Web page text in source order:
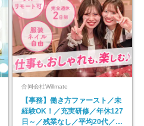
合同会社Willmate
【事務】働き方ファースト／未
経験OK！／充実研修／年休127
日～／残業なし／平均20代／リ